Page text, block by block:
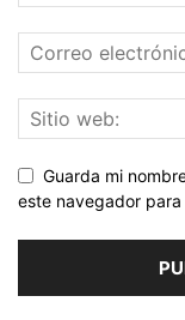
Guarda mi
este navegador